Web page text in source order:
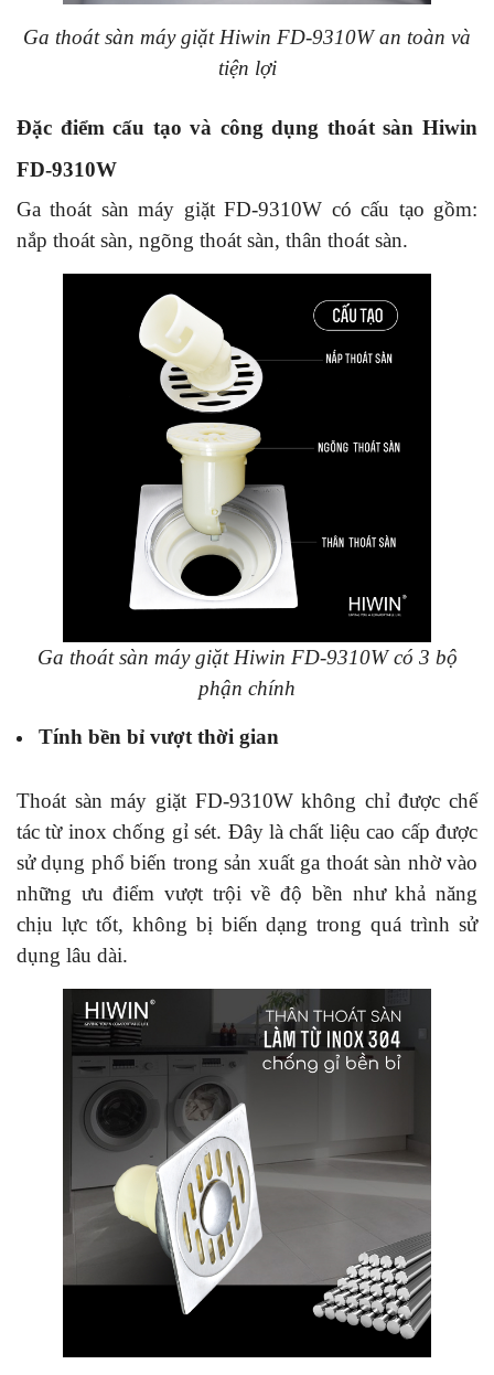
Ga thoát sàn máy giặt Hiwin FD-9310W an toàn và
tiện lợi
Đặc điểm cấu tạo và công dụng thoát sàn Hiwin
FD-9310W
Ga thoát sàn máy giặt FD-9310W có cấu tạo gồm:
nắp thoát sàn, ngõng thoát sàn, thân thoát sàn.
Ga thoát sàn máy giặt Hiwin FD-9310W có 3 bộ
phận chính
Tính bền bỉ vượt thời gian
Thoát sàn máy giặt FD-9310W không chỉ được chế
tác từ inox chống gỉ sét. Đây là chất liệu cao cấp được
sử dụng phổ biến trong sản xuất ga thoát sàn nhờ vào
những ưu điểm vượt trội về độ bền như khả năng
chịu lực tốt, không bị biến dạng trong quá trình sử
dụng lâu dài.